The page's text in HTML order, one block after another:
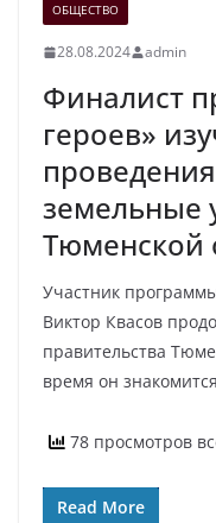
ОБЩЕСТВО
28.08.2024 admin
Финалист
героев»
земельные
Тюменской
Участник
Виктор Квасов
правительства
время он знакомится
78 просмотров
Read More